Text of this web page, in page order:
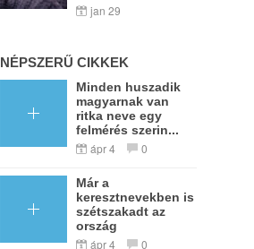
jan 29
NÉPSZERŰ CIKKEK
Minden huszadik
magyarnak van
ritka neve egy
felmérés szerin...
ápr 4 0
Már a
keresztnevekben is
szétszakadt az
ország
ápr 4 0